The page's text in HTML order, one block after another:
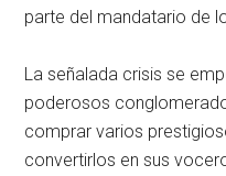
parte del mandatario de
La señalada crisis se
poderosos
comprar varios
convertirlos en sus